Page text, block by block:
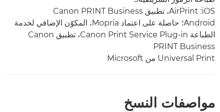
iOS: ‏AirPrint، تطبيق Canon PRINT Business
Android؛ حاصلة على اعتماد Mopria، المكوّن الإضافي لخدمة
الطباعة Canon Print Service Plug-in، تطبيق Canon
PRINT Business
Universal Print من Microsoft
مواصفات النسخ